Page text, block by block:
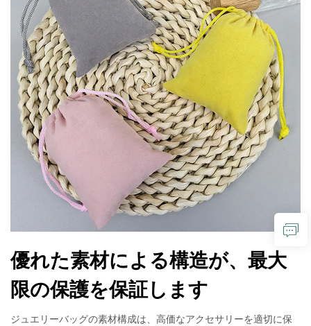
優れた素材による構造が、最大
限の保護を保証します
ジュエリーバッグの素材構成は、高価なアクセサリーを適切に保